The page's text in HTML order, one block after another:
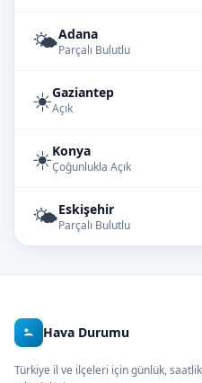
🌤️Adana
Parçalı Bulutlu
☀️Gaziantep
Açık
☀️Konya
Çoğunlukla Açık
🌤️Eskişehir
Parçalı Bulutlu
Hava Durumu
Türkiye il ve ilçeleri için günlük,